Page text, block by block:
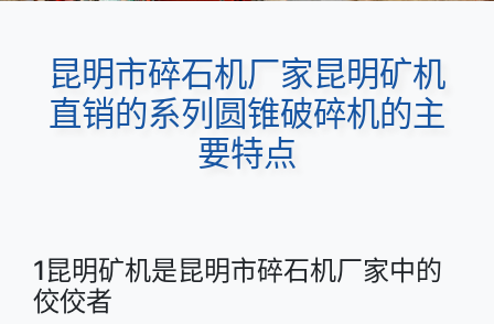
昆明市碎石机厂家昆明矿机
直销的系列圆锥破碎机的主
要特点
1昆明矿机是昆明市碎石机厂家中的
佼佼者